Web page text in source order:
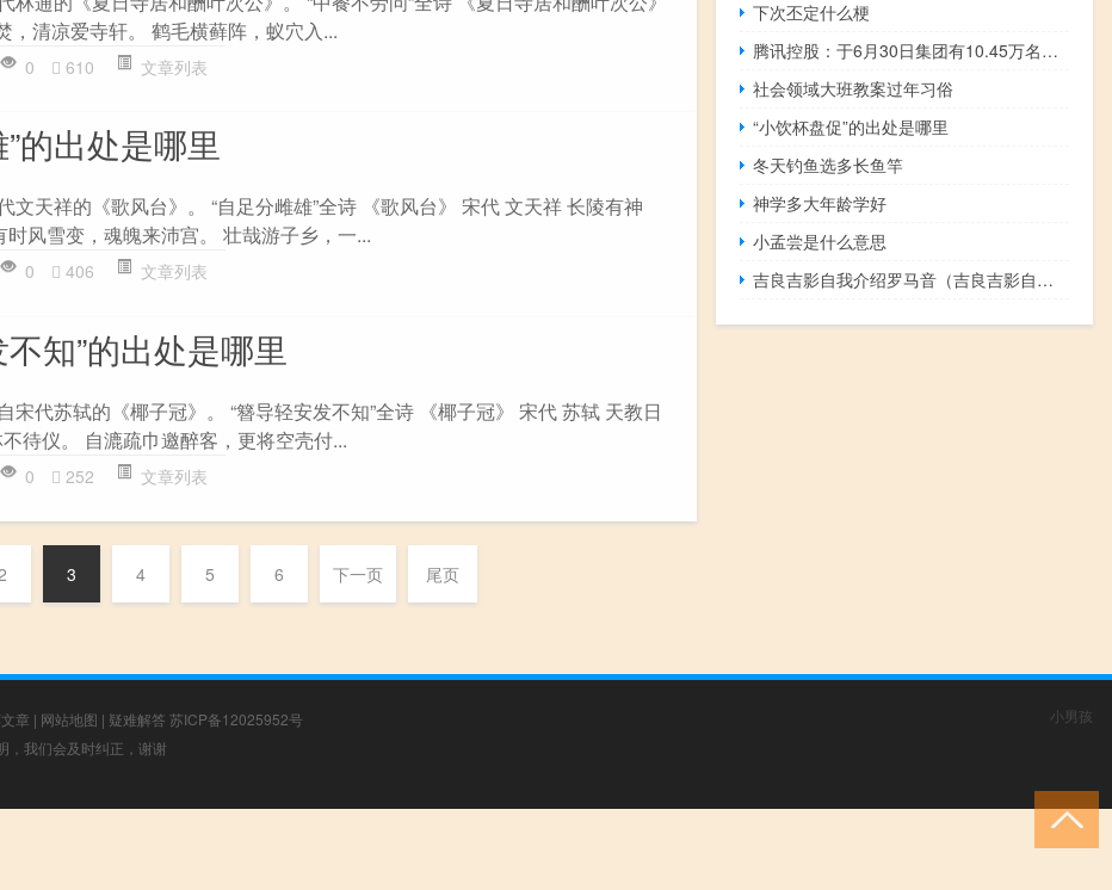
，清凉爱寺轩。 鹤毛横藓阵，蚁穴入...
0 610 文章列表
的出处是哪里
文天祥的《歌风台》。 “自足分雌雄”全诗 《歌风台》 宋代 文天祥 长陵有神
风雪变，魂魄来沛宫。 壮哉游子乡，一...
0 406 文章列表
知”的出处是哪里
宋代苏轼的《椰子冠》。 “簪导轻安发不知”全诗 《椰子冠》 宋代 苏轼 天教日
待仪。 自漉疏巾邀醉客，更将空壳付...
0 252 文章列表
3 4 5 6 下一页 尾页
下次丕定什么梗
腾讯控股：于6月30日集团有10.45万名雇员较3月31日的10.62万减少约1700人
社会领域大班教案过年习俗
“小饮杯盘促”的出处是哪里
冬天钓鱼选多长鱼竿
神学多大年龄学好
小孟尝是什么意思
吉良吉影自我介绍罗马音（吉良吉影自我介绍罗马音）
章 | 网站地图 | 疑难解答 苏ICP备12025952号
，我们会及时纠正，谢谢
小男孩